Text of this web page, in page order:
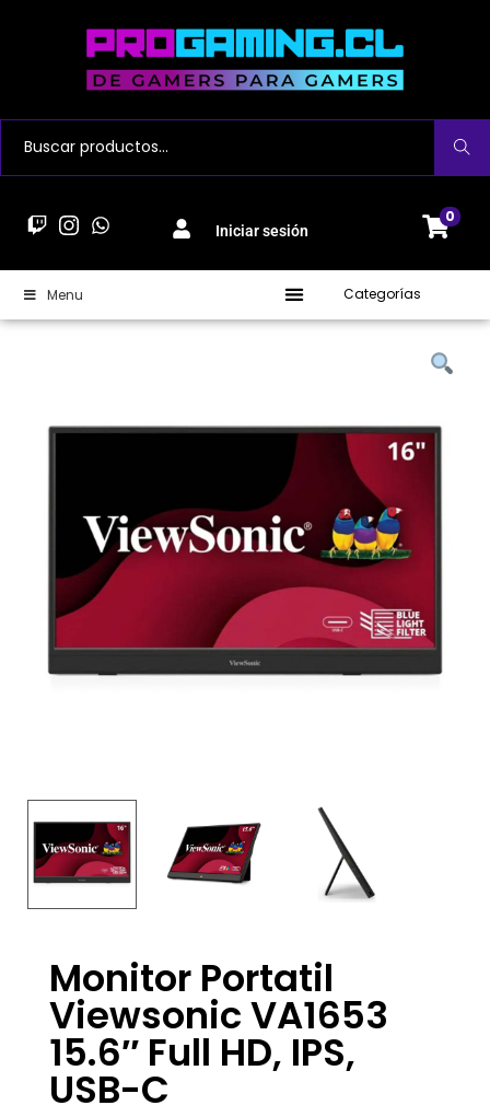
Buscar
Iniciar sesión
0
Menu Categorías
Monitor Portatil
Viewsonic VA1653
15.6″ Full HD, IPS,
USB-C